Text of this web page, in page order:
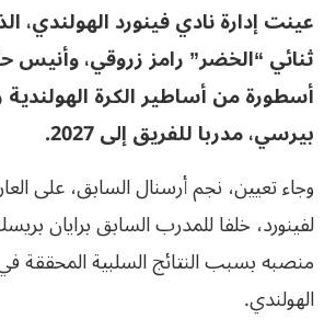
عينت إدارة نادي فينورد الهولندي،
ثنائي “الخضر” رامز زروقي،
أسطورة من أساطير الكرة
بيرسي، مدربا للفريق إلى 2027.
وجاء تعيين، نجم أرسنال السابق، على
لفينورد، خلفا للمدرب السابق برايان
منصبه بسبب النتائج السلبية المحققة
الهولندي.